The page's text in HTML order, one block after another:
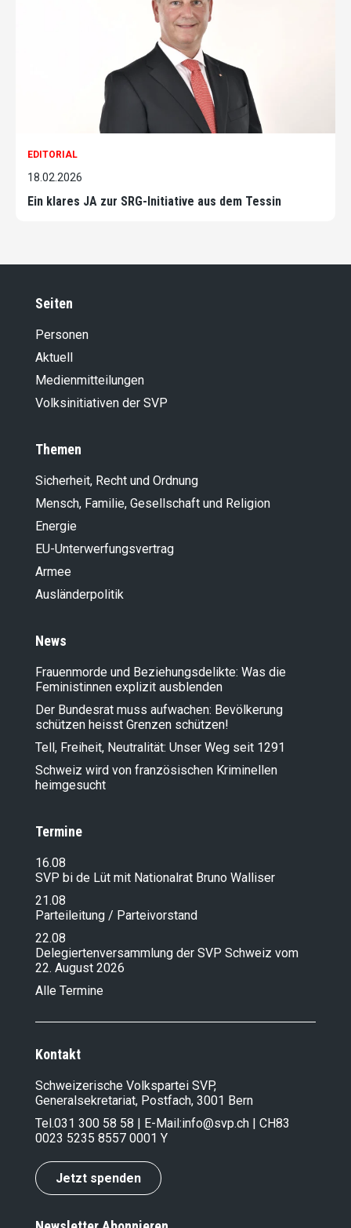
EDITORIAL
18.02.2026
Ein klares JA zur SRG-Initiative aus dem Tessin
Seiten
Personen
Aktuell
Medienmitteilungen
Volksinitiativen der SVP
Themen
Sicherheit, Recht und Ordnung
Mensch, Familie, Gesellschaft und Religion
Energie
EU-Unterwerfungsvertrag
Armee
Ausländer­politik
News
Frauenmorde und Beziehungsdelikte: Was die
Feministinnen explizit ausblenden
Der Bundesrat muss aufwachen: Bevölkerung
schützen heisst Grenzen schützen!
Tell, Freiheit, Neutralität: Unser Weg seit 1291
Schweiz wird von französischen Kriminellen
heimgesucht
Termine
16.08
SVP bi de Lüt mit Nationalrat Bruno Walliser
21.08
Parteileitung / Parteivorstand
22.08
Delegiertenversammlung der SVP Schweiz vom
22. August 2026
Alle Termine
Kontakt
Schweizerische Volkspartei SVP,
Generalsekretariat, Postfach, 3001 Bern
Tel.031 300 58 58 | E-Mail:info@svp.ch | CH83
0023 5235 8557 0001 Y
Jetzt spenden